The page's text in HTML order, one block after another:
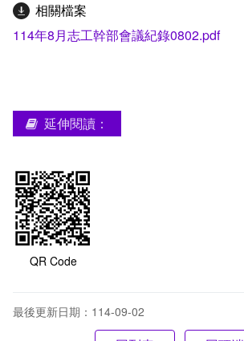
相關檔案
114年8月志工幹部會議紀錄0802.pdf
延伸閱讀：
QR Code
最後更新日期：114-09-02